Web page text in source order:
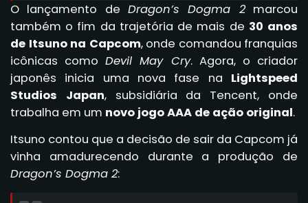
O lançamento de Dragon’s Dogma 2marcou
também o fim da trajetória de mais de 30 anos
de Itsuno na Capcom, onde comandou franquias
icônicas comoDevil May Cry. Agora, o criador
japonês inicia uma nova fase na Lightspeed
Studios Japan, subsidiária da Tencent, onde
trabalha em um novo jogo AAA de ação original.
Itsuno contou que a decisão de sair da Capcom já
vinha amadurecendo durante a produção de
Dragon’s Dogma 2: